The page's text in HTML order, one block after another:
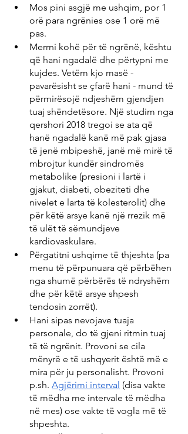
Mos pini asgjë me ushqim, por 1
orë para ngrënies ose 1 orë më
pas.
Merrni kohë për të ngrënë, kështu
që hani ngadalë dhe përtypni me
kujdes. Vetëm kjo masë -
pavarësisht se çfarë hani - mund të
përmirësojë ndjeshëm gjendjen
tuaj shëndetësore. Një studim nga
qershori 2018 tregoi se ata që
hanë ngadalë kanë më pak gjasa
të jenë mbipeshë, janë më mirë të
mbrojtur kundër sindromës
metabolike (presioni i lartë i
gjakut, diabeti, obeziteti dhe
nivelet e larta të kolesterolit) dhe
për këtë arsye kanë një rrezik më
të ulët të sëmundjeve
kardiovaskulare.
Përgatitni ushqime të thjeshta (pa
menu të përpunuara që përbëhen
nga shumë përbërës të ndryshëm
dhe për këtë arsye shpesh
tendosin zorrët).
Hani sipas nevojave tuaja
personale, do të gjeni ritmin tuaj
të të ngrënit. Provoni se cila
mënyrë e të ushqyerit është më e
mira për ju personalisht. Provoni
p.sh. Agjërimi interval (disa vakte
të mëdha me intervale të mëdha
në mes) ose vakte të vogla më të
shpeshta.